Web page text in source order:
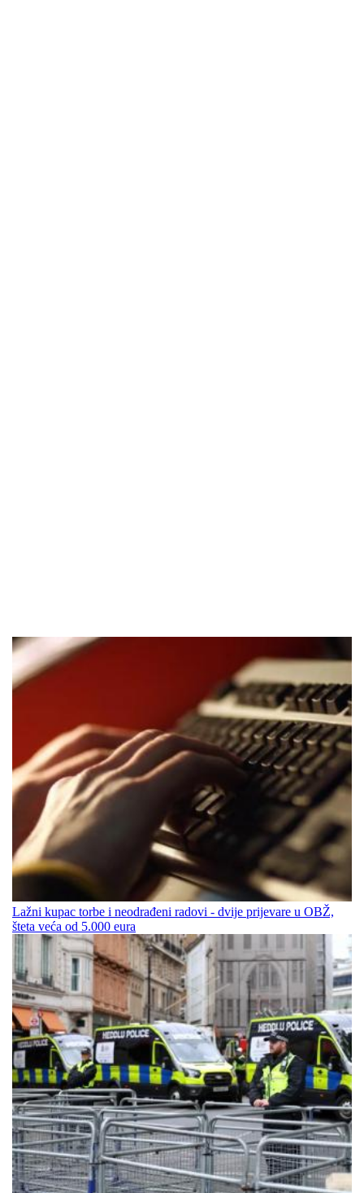
Lažni kupac torbe i neodrađeni radovi - dvije prijevare u OBŽ,
šteta veća od 5.000 eura